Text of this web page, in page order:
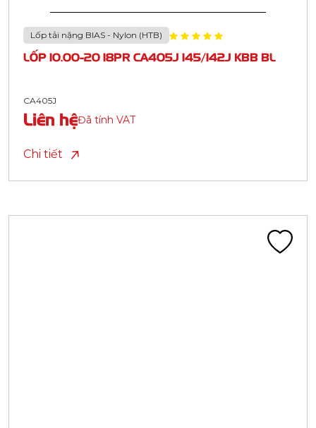
Lốp tải nặng BIAS - Nylon (HTB)
LỐP 10.00-20 18PR CA405J 145/142J KBB BL
CA405J
Liên hệĐã tính VAT
Chi tiết